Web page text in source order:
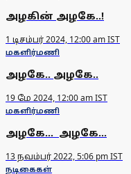
அழகின் அழகே..!
1 டிசம்பர் 2024, 12:00 am IST
மகளிர்மணி
அழகே.. அழகே..
19 மே 2024, 12:00 am IST
மகளிர்மணி
அழகே... அழகே...
13 நவம்பர் 2022, 5:06 pm IST
நடிகைகள்